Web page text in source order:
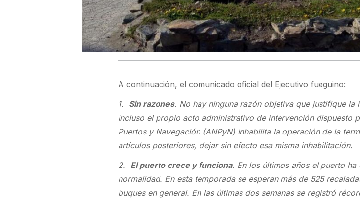
A continuación, el comunicado oficial del Ejecutivo fueguino:
1. Sin razones. No hay ninguna razón objetiva que justifique la
incluso el propio acto administrativo de intervención dispuesto
Puertos y Navegación (ANPyN) inhabilita la operación de la
artículos posteriores, dejar sin efecto esa misma inhabilitación.
2. El puerto crece y funciona. En los últimos años el puerto
normalidad. En esta temporada se esperan más de 525
buques en general. En las últimas dos semanas se registró